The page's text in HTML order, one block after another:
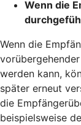
Wenn die
Wenn die
werden kann,
später erneut
die
beispielsweise